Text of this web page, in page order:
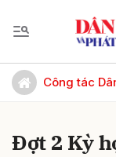
Công tác
Đợt 2 Kỳ
Gửi bình luận